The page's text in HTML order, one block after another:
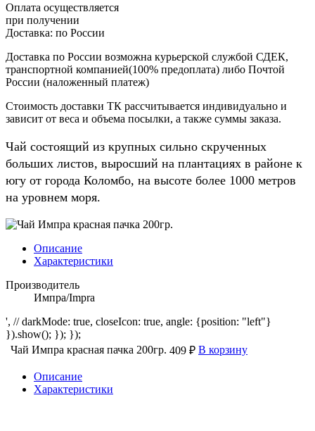
Оплата осуществляется
при получении
Доставка: по России
Доставка по России возможна курьерской службой СДЕК,
транспортной компанией(100% предоплата) либо Почтой
России (наложенный платеж)
Стоимость доставки ТК рассчитывается индивидуально и
зависит от веса и объема посылки, а также суммы заказа.
Чай состоящий из крупных сильно скрученных
больших листов, выросший на плантациях в районе к
югу от города Коломбо, на высоте более 1000 метров
на уровнем моря.
Описание
Характеристики
Производитель
Импра/Impra
', // darkMode: true, closeIcon: true, angle: {position: "left"}
}).show(); }); });
Чай Импра красная пачка 200гр. 409 ₽ В корзину
Описание
Характеристики